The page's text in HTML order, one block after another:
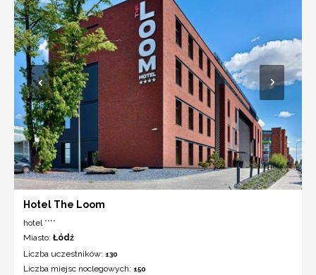
Hotel The Loom
hotel ****
Miasto: Łódź
Liczba uczestników: 130
Liczba miejsc noclegowych: 150